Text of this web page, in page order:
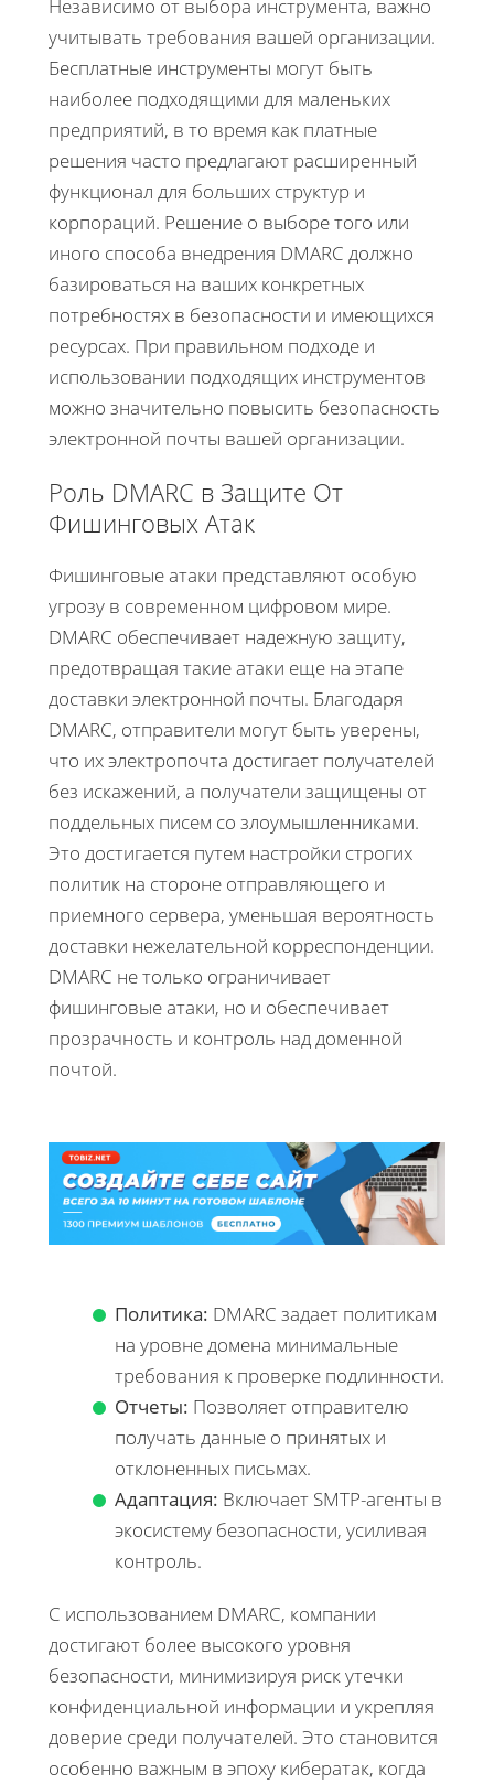
Независимо от выбора инструмента, важно
учитывать требования вашей организации.
Бесплатные инструменты могут быть
наиболее подходящими для маленьких
предприятий, в то время как платные
решения часто предлагают расширенный
функционал для больших структур и
корпораций. Решение о выборе того или
иного способа внедрения DMARC должно
базироваться на ваших конкретных
потребностях в безопасности и имеющихся
ресурсах. При правильном подходе и
использовании подходящих инструментов
можно значительно повысить безопасность
электронной почты вашей организации.
Роль DMARC в Защите От
Фишинговых Атак
Фишинговые атаки представляют особую
угрозу в современном цифровом мире.
DMARC обеспечивает надежную защиту,
предотвращая такие атаки еще на этапе
доставки электронной почты. Благодаря
DMARC, отправители могут быть уверены,
что их электропочта достигает получателей
без искажений, а получатели защищены от
поддельных писем со злоумышленниками.
Это достигается путем настройки строгих
политик на стороне отправляющего и
приемного сервера, уменьшая вероятность
доставки нежелательной корреспонденции.
DMARC не только ограничивает
фишинговые атаки, но и обеспечивает
прозрачность и контроль над доменной
почтой.
Политика: DMARC задает политикам
на уровне домена минимальные
требования к проверке подлинности.
Отчеты: Позволяет отправителю
получать данные о принятых и
отклоненных письмах.
Адаптация: Включает SMTP-агенты в
экосистему безопасности, усиливая
контроль.
С использованием DMARC, компании
достигают более высокого уровня
безопасности, минимизируя риск утечки
конфиденциальной информации и укрепляя
доверие среди получателей. Это становится
особенно важным в эпоху кибератак, когда